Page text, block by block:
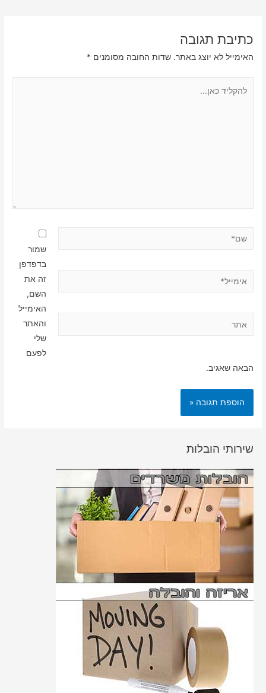
כתיבת תגובה
האימייל לא יוצג באתר. שדות החובה מסומנים *
שמור
בדפדפן
זה את
השם,
האימייל
והאתר
שלי
לפעם
הבאה שאגיב.
שירותי הובלות